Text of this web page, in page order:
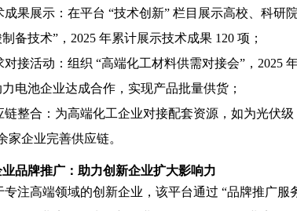
成果展示：在平台 “技术创新” 栏目展示高校、科研
备技术”，2025 年累计展示技术成果 120 项；
对接活动：组织 “高端化工材料供需对接会”，2025
电池企业达成合作，实现产品批量供货；
链整合：为高端化工企业对接配套资源，如为光伏
家企业完善供应链。
业品牌推广：助力创新企业扩大影响力
专注高端领域的创新企业，该平台通过 “品牌推广服